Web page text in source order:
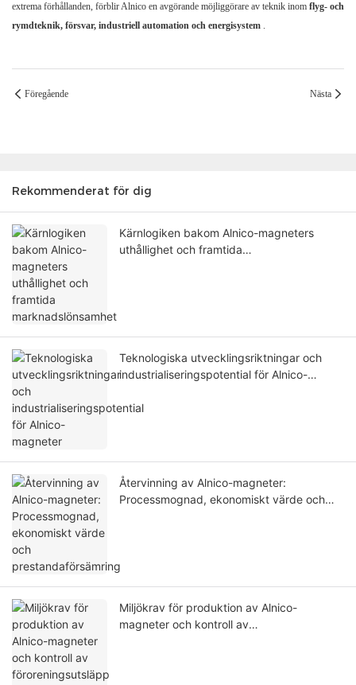
extrema förhållanden, förblir Alnico en avgörande möjliggörare av teknik inom flyg- och
rymdteknik, försvar, industriell automation och energisystem .
Föregående Nästa
Rekommenderat för dig
Kärnlogiken bakom Alnico-magneters
uthållighet och framtida
Teknologiska utvecklingsriktningar och
industrialiseringspotential för Alnico-
Återvinning av Alnico-magneter:
Processmognad, ekonomiskt värde och
Miljökrav för produktion av Alnico-
magneter och kontroll av